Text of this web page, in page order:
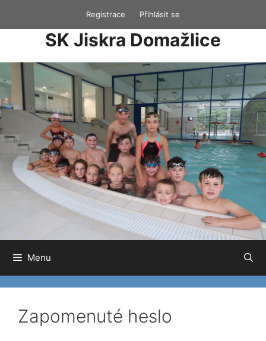
Registrace Přihlásit se
SK Jiskra Domažlice
Menu
Zapomenuté heslo